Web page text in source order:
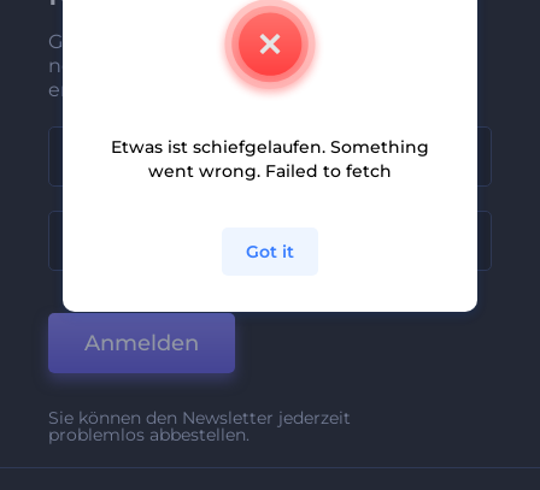
Gehören Sie zu den Ersten, die unsere
neuesten Nachrichten und Angebote
erhalten
Anmelden
Sie können den Newsletter jederzeit
problemlos abbestellen.
Etwas ist schiefgelaufen. Something
went wrong. Failed to fetch
Got it